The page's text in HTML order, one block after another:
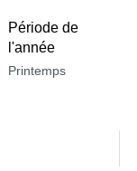
Période de
l'année
Printemps